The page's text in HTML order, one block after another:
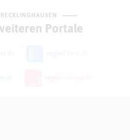
RECKLINGHAUSEN
Portale